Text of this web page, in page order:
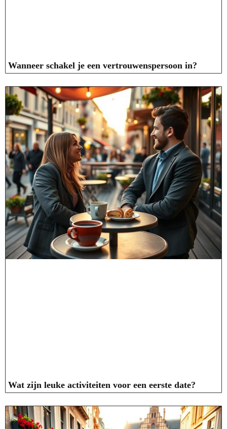
Wanneer schakel je een vertrouwenspersoon in?
Wat zijn leuke activiteiten voor een eerste date?